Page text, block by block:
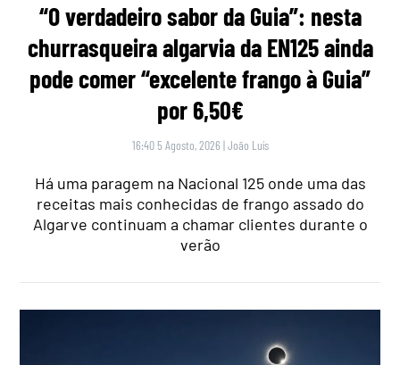
“O verdadeiro sabor da Guia”: nesta
churrasqueira algarvia da EN125 ainda
pode comer “excelente frango à Guia”
por 6,50€
16:40 5 Agosto, 2026 |João Luís
Há uma paragem na Nacional 125 onde uma das
receitas mais conhecidas de frango assado do
Algarve continuam a chamar clientes durante o
verão